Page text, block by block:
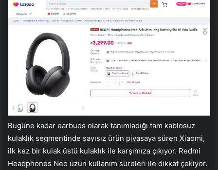
Bugüne kadar earbuds olarak tanımladığı tam kablosuz
kulaklık segmentinde sayısız ürün piyasaya süren Xiaomi,
ilk kez bir kulak üstü kulaklık ile karşımıza çıkıyor. Redmi
Headphones Neo uzun kullanım süreleri ile dikkat çekiyor.